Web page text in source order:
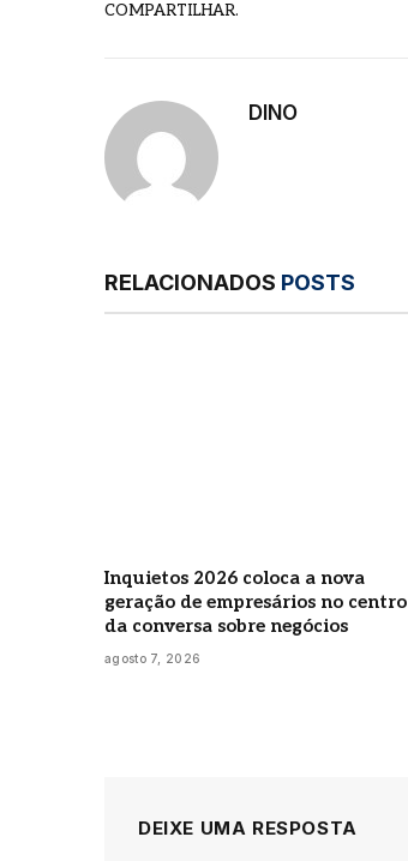
COMPARTILHAR.
DINO
RELACIONADOS POSTS
Inquietos 2026 coloca a nova
geração de empresários no centro
da conversa sobre negócios
agosto 7, 2026
DEIXE UMA RESPOSTA